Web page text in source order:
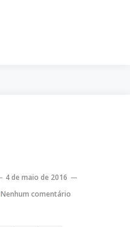
4 de maio de 2016
Nenhum comentário